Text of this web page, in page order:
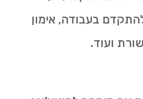
בעבודה, אימון
ועוד.